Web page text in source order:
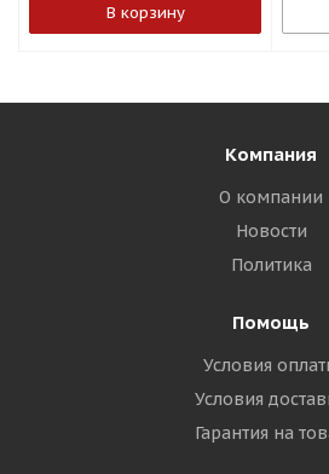
В корзину
Компания
О компании
Новости
Политика
Помощь
Условия
Условия
Гарантия на